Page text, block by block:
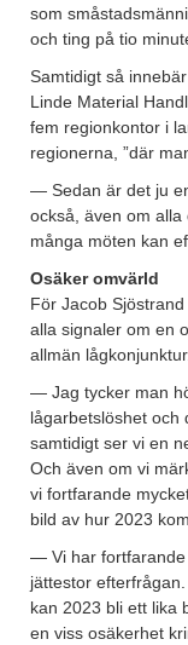
som
och ting på tio
Samtidigt så
Linde Material
fem regionkontor i
regionerna, ”där
— Sedan är det ju
också, även om
många möten kan
Osäker omvärld
För Jacob
alla signaler om en
allmän lågkonjunktur.
— Jag tycker man
lågarbetslöshet och
samtidigt ser vi en
Och även om vi
vi fortfarande
bild av hur 2023
— Vi har fortfarande
jättestor
kan 2023 bli ett lika
en viss osäkerhet